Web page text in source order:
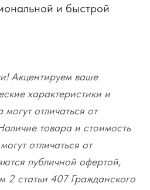
и быстрой
Акцентируем ваше
характеристики и
отличаться от
товара и стоимость
отличаться от
публичной офертой,
2 статьи 407 Гражданского